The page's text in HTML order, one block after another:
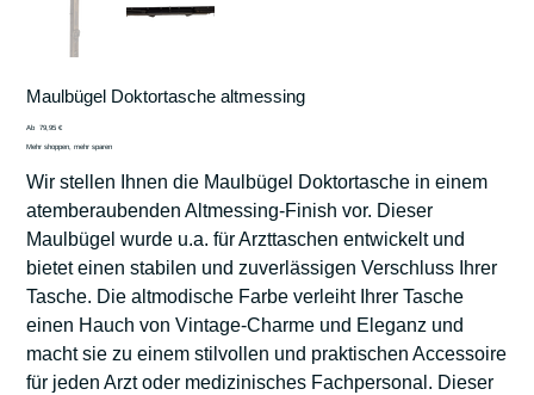
Maulbügel Doktortasche altmessing
Ab Preis
79,95 €
Mehr shoppen, mehr sparen
Wir stellen Ihnen die Maulbügel Doktortasche in einem
atemberaubenden Altmessing-Finish vor. Dieser
Maulbügel wurde u.a. für Arzttaschen entwickelt und
bietet einen stabilen und zuverlässigen Verschluss Ihrer
Tasche. Die altmodische Farbe verleiht Ihrer Tasche
einen Hauch von Vintage-Charme und Eleganz und
macht sie zu einem stilvollen und praktischen Accessoire
für jeden Arzt oder medizinisches Fachpersonal. Dieser